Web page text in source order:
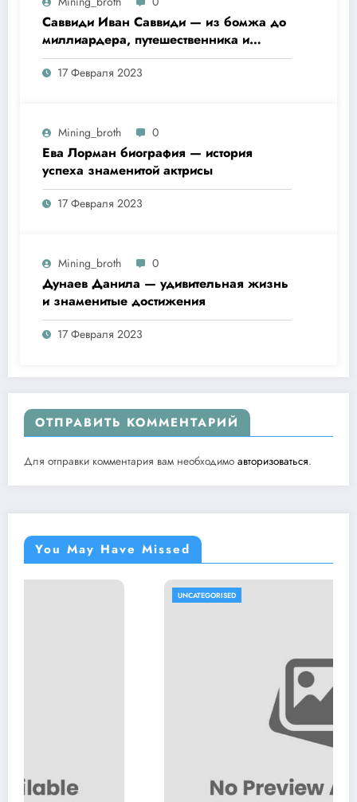
Саввиди Иван Саввиди — из бомжа до
миллиардера, путешественника и
футбольного президента —
удивительная биография
17 Февраля 2023
Mining_broth 0
Ева Лорман биография — история
успеха знаменитой актрисы
17 Февраля 2023
Mining_broth 0
Дунаев Данила — удивительная жизнь
и знаменитые достижения
17 Февраля 2023
ОТПРАВИТЬ КОММЕНТАРИЙ
Для отправки комментария вам необходимо авторизоваться.
You May Have Missed